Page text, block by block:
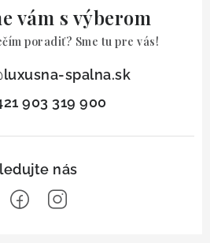
vám s výberom
poradiť? Sme tu pre vás!
luxusna-spalna.sk
903 319 900